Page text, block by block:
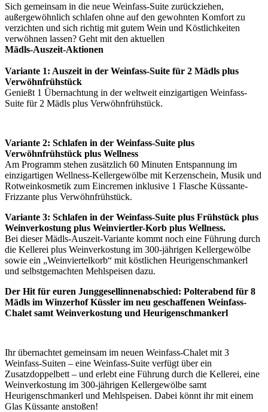
Sich gemeinsam in die neue Weinfass-Suite zurückziehen,
außergewöhnlich schlafen ohne auf den gewohnten Komfort zu
verzichten und sich richtig mit gutem Wein und Köstlichkeiten
verwöhnen lassen? Geht mit den aktuellen
Mädls-Auszeit-Aktionen
Variante 1: Auszeit in der Weinfass-Suite für 2 Mädls plus
Verwöhnfrühstück
Genießt 1 Übernachtung in der weltweit einzigartigen Weinfass-
Suite für 2 Mädls plus Verwöhnfrühstück.
Variante 2: Schlafen in der Weinfass-Suite plus
Verwöhnfrühstück plus Wellness
Am Programm stehen zusätzlich 60 Minuten Entspannung im
einzigartigen Wellness-Kellergewölbe mit Kerzenschein, Musik und
Rotweinkosmetik zum Eincremen inklusive 1 Flasche Küssante-
Frizzante plus Verwöhnfrühstück.
Variante 3: Schlafen in der Weinfass-Suite plus Frühstück plus
Weinverkostung plus Weinviertler-Korb plus Wellness.
Bei dieser Mädls-Auszeit-Variante kommt noch eine Führung durch
die Kellerei plus Weinverkostung im 300-jährigen Kellergewölbe
sowie ein „Weinviertelkorb“ mit köstlichen Heurigenschmankerl
und selbstgemachten Mehlspeisen dazu.
Der Hit für euren Junggesellinnenabschied: Polterabend für 8
Mädls im Winzerhof Küssler im neu geschaffenen Weinfass-
Chalet samt Weinverkostung und Heurigenschmankerl
Ihr übernachtet gemeinsam im neuen Weinfass-Chalet mit 3
Weinfass-Suiten – eine Weinfass-Suite verfügt über ein
Zusatzdoppelbett – und erlebt eine Führung durch die Kellerei, eine
Weinverkostung im 300-jährigen Kellergewölbe samt
Heurigenschmankerl und Mehlspeisen. Dabei könnt ihr mit einem
Glas Küssante anstoßen!